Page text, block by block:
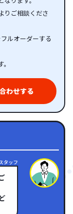
りご相談くださ
ルオーダーする
わせする
タッフ